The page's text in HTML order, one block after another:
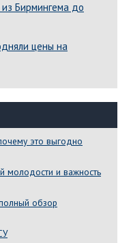
из Бирмингема до
цены на
это выгодно
молодости и важность
обзор